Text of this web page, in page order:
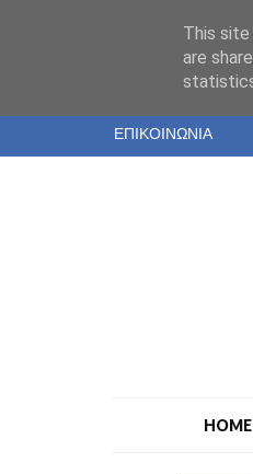
ΤΑΥΤΟΤΗΤΑ
ΕΝΤΥΠΗ ΕΚΔΟΣΗ
ΕΠΙΚΟΙΝΩΝΙΑ
HOME
This
are